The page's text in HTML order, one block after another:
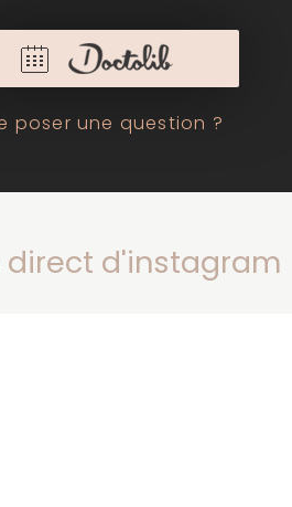
poser une question ?
direct d'instagram